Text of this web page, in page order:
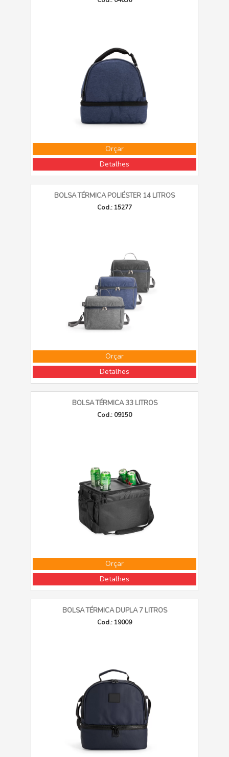
Orçar
Detalhes
BOLSA TÉRMICA POLIÉSTER 14 LITROS
Cod.: 15277
Orçar
Detalhes
BOLSA TÉRMICA 33 LITROS
Cod.: 09150
Orçar
Detalhes
BOLSA TÉRMICA DUPLA 7 LITROS
Cod.: 19009